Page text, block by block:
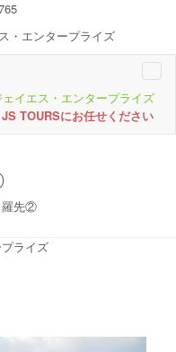
・エンタープライズ
TOURSにお任せください
羅先②
ライズ